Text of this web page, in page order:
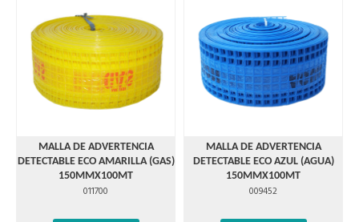
MALLA DE ADVERTENCIA
DETECTABLE ECO AMARILLA (GAS)
150MMX100MT
011700
MALLA DE ADVERTENCIA
DETECTABLE ECO AZUL (AGUA)
150MMX100MT
009452